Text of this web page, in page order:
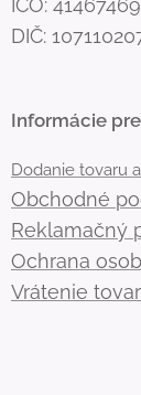
IČO: 41467469
DIČ:
Informácie
Dodanie tovaru
Obchodné
Reklamačný
Ochrana
Vrátenie